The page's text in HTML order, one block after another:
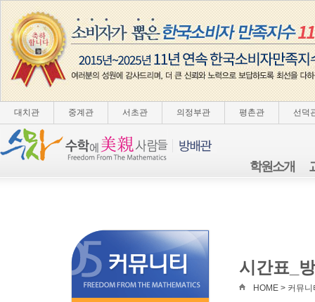
대치관 중계관 서초관 의정부관 평촌관 선덕
학원소개
시간표_
HOME > 커뮤